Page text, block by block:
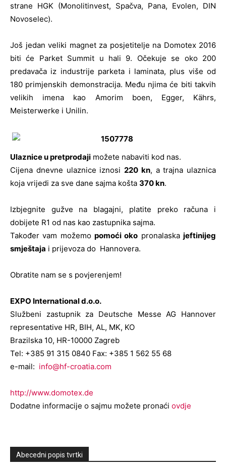
strane HGK (Monolitinvest, Spačva, Pana, Evolen, DIN
Novoselec).
Još jedan veliki magnet za posjetitelje na Domotex 2016
biti će Parket Summit u hali 9. Očekuje se oko 200
predavača iz industrije parketa i laminata, plus više od
180 primjenskih demonstracija. Među njima će biti takvih
velikih imena kao Amorim boen, Egger, Kährs,
Meisterwerke i Unilin.
Ulaznice u pretprodaji možete nabaviti kod nas.
Cijena dnevne ulaznice iznosi 220 kn, a trajna ulaznica
koja vrijedi za sve dane sajma košta 370 kn.
Izbjegnite gužve na blagajni, platite preko računa i
dobijete R1 od nas kao zastupnika sajma.
Također vam možemo pomoći oko pronalaskajeftinijeg
smještaja i prijevoza do Hannovera.
Obratite nam se s povjerenjem!
EXPO International d.o.o.
Službeni zastupnik za Deutsche Messe AG Hannover
representative HR, BIH, AL, MK, KO
Brazilska 10, HR-10000 Zagreb
Tel: +385 91 315 0840 Fax: +385 1 562 55 68
e-mail: info@hf-croatia.com
http://www.domotex.de
Dodatne informacije o sajmu možete pronaći ovdje
Abecedni popis tvrtki